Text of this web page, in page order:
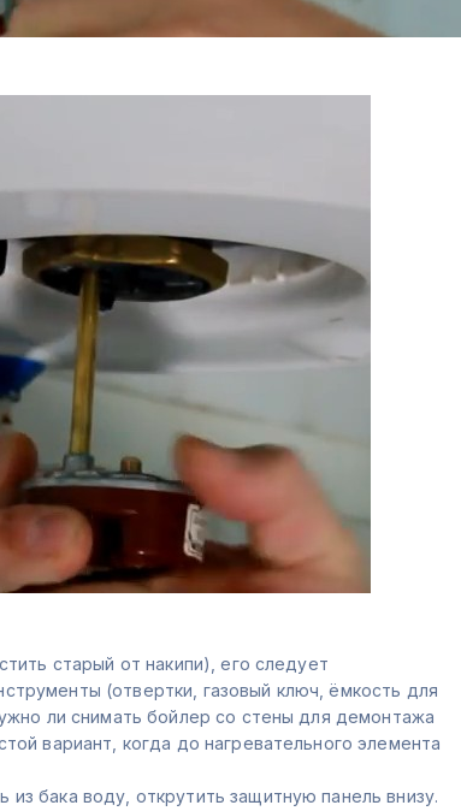
старый от накипи), его следует
(отвертки, газовый ключ, ёмкость для
ли снимать бойлер со стены для демонтажа
вариант, когда до нагревательного элемента
из бака воду, открутить защитную панель внизу.